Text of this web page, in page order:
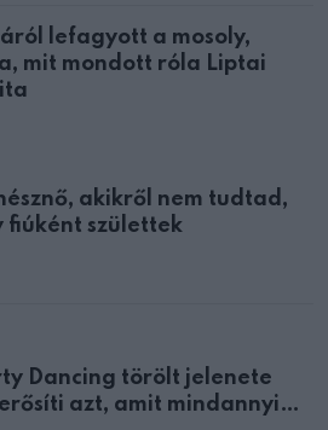
lefagyott a mosoly,
mit mondott róla Liptai
akikről nem tudtad,
fiúként születtek
Dancing törölt jelenete
azt, amit mindannyian